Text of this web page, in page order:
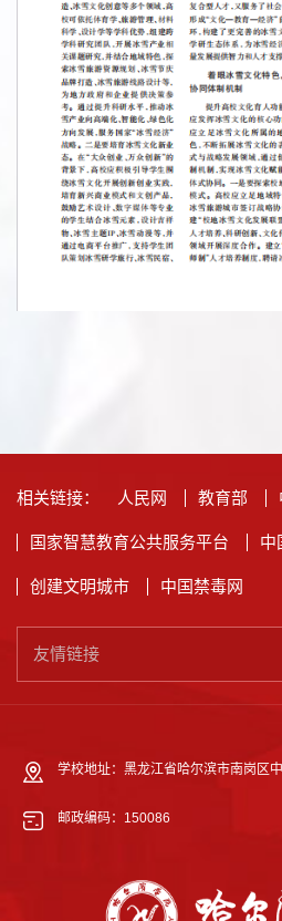
相关链接： 人民网 教育部
国家智慧教育公共服务平台 中
创建文明城市 中国禁毒网
友情链接
学校地址：黑龙江省哈尔滨市南岗区
邮政编码：150086